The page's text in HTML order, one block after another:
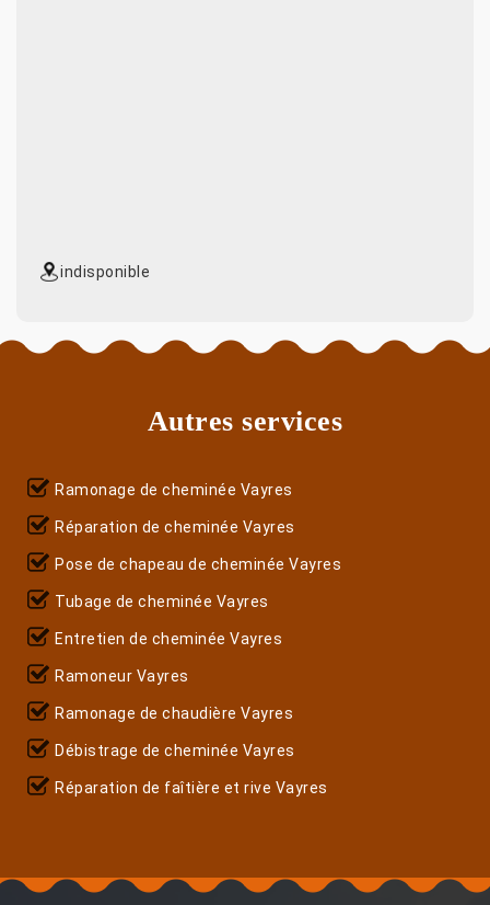
indisponible
Autres services
Ramonage de cheminée Vayres
Réparation de cheminée Vayres
Pose de chapeau de cheminée Vayres
Tubage de cheminée Vayres
Entretien de cheminée Vayres
Ramoneur Vayres
Ramonage de chaudière Vayres
Débistrage de cheminée Vayres
Réparation de faîtière et rive Vayres